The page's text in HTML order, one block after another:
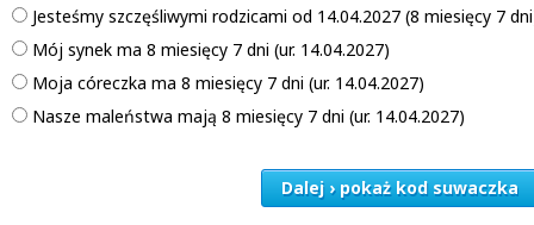
Jesteśmy szczęśliwymi rodzicami od 14.04.2027 (8 miesięcy 7
Mój synek ma 8 miesięcy 7 dni (ur. 14.04.2027)
Moja córeczka ma 8 miesięcy 7 dni (ur. 14.04.2027)
Nasze maleństwa mają 8 miesięcy 7 dni (ur. 14.04.2027)
Dalej › pokaż kod suwaczka